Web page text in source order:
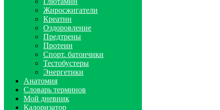
Жиросжигатели
Креатин
Оздоровление
Предтрены
Протеин
Спорт. батончики
Тестобустеры
Энергетики
Анатомия
Словарь терминов
Мой дневник
Калоризатор